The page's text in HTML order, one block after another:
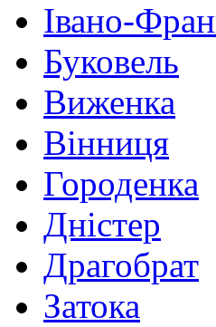
Івано-
Буковель
Виженка
Вінниця
Городенка
Дністер
Драгобрат
Затока